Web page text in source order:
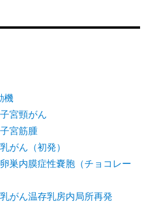
機
宮頸がん
宮筋腫
がん（初発）
巣内膜症性嚢胞（チョコレー
がん温存乳房内局所再発